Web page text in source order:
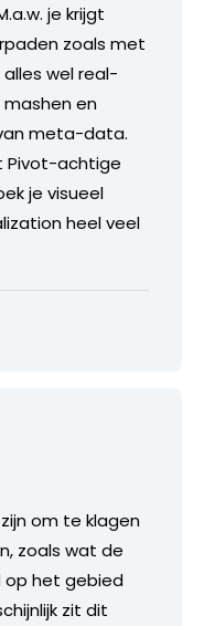
je krijgt
zoals met
alles wel real-
en
meta-data.
Pivot-achtige
je visueel
heel veel
om te klagen
zoals wat de
op het gebied
zit dit